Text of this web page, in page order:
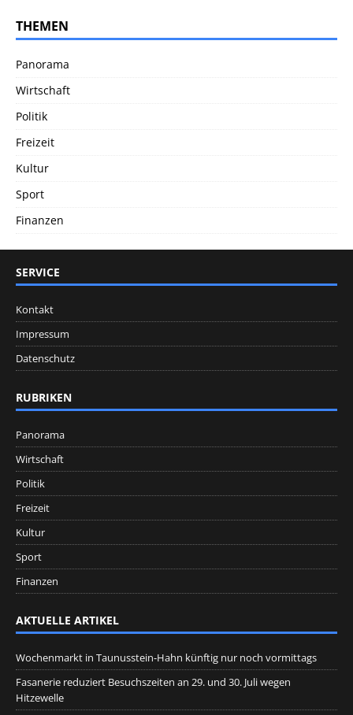
THEMEN
Panorama
Wirtschaft
Politik
Freizeit
Kultur
Sport
Finanzen
SERVICE
Kontakt
Impressum
Datenschutz
RUBRIKEN
Panorama
Wirtschaft
Politik
Freizeit
Kultur
Sport
Finanzen
AKTUELLE ARTIKEL
Wochenmarkt in Taunusstein-Hahn künftig nur noch vormittags
Fasanerie reduziert Besuchszeiten an 29. und 30. Juli wegen
Hitzewelle